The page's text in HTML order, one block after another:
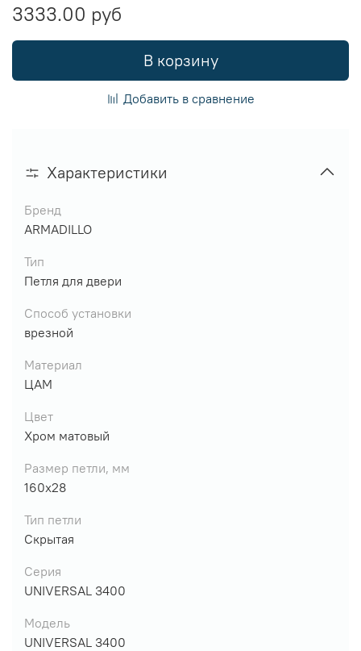
3333.00 руб
В корзину
Добавить в сравнение
Характеристики
Бренд
ARMADILLO
Тип
Петля для двери
Способ установки
врезной
Материал
ЦАМ
Цвет
Хром матовый
Размер петли, мм
160х28
Тип петли
Скрытая
Серия
UNIVERSAL 3400
Модель
UNIVERSAL 3400